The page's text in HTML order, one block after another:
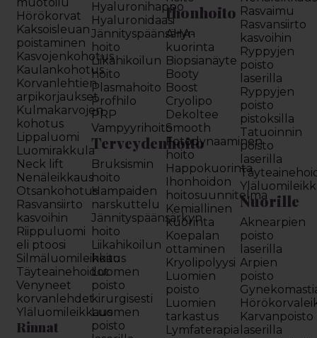
Hörökorvat
Kaksoisleuan
poistaminen
Kasvojenkohotus
Kaulankohotus
Korvanlehtien
arpikorjaukset
Kulmakarvojen
kohotus
Lippaluomi
Luomirakkula
Neck lift
Nenäleikkaus
Otsankohotus
Rasvansiirto
kasvoihin
Riippuluomi
eli ptoosi
Silmäluomileikkaus
Täyteainehoidot
Venyneet
korvanlehdet
Yläluomileikkaus
Rinnat
Hyaluronihappo
Hyaluronidaasi
Jännityspäänsäryn
hoito
Liikahikoilun
hoito
Plasmahoito
Profhilo
PRP
Vampyyrihoito
Terveydenhoito
Bruksismin
hoito
Hampaiden
narskuttelu
Jännityspäänsärkyn
hoito
Liikahikoilun
hoito
Luomen
poisto
kirurgisesti
Luomen
poisto
Ihonhoito
AHA-
kuorinta
Biopsianäyte
Booty
Boost
Cryolipo
Dekoltee
Smooth
Fotodynaaminen
hoito
Happokuorinta
Ihonhoidon
hoitosuunnitelma
Kemiallinen
kuorinta
Koepalan
ottaminen
Kryolipolyysi
Luomien
poisto
Luomien
tarkastus
Lymfaterapia
Rasvaimu
Rasvansiirto
kasvoihin
Ryppyjen
poisto
laserilla
Ryppyjen
poisto
pistoksilla
Tatuoinnin
poisto
laserilla
Nuorille
Aknearpien
poisto
laserilla
Arpien
poisto
Karvanpoisto
laserilla